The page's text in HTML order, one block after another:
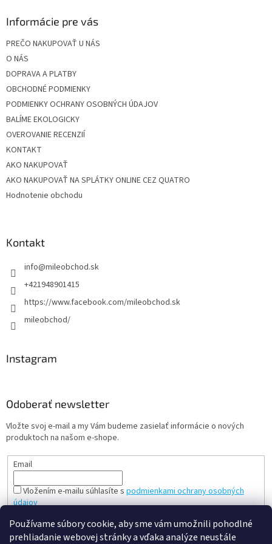
Používame súbory cookie, aby sme vám umožnili pohodlné
prehliadanie webovej stránky a vďaka analýze neustále
Informácie pre vás
PREČO NAKUPOVAŤ U NÁS
O NÁS
DOPRAVA A PLATBY
OBCHODNÉ PODMIENKY
PODMIENKY OCHRANY OSOBNÝCH ÚDAJOV
BALÍME EKOLOGICKY
OVEROVANIE RECENZIÍ
KONTAKT
AKO NAKUPOVAŤ
AKO NAKUPOVAŤ NA SPLÁTKY ONLINE CEZ QUATRO
Hodnotenie obchodu
Kontakt
info@mileobchod.sk
+421948901415
https://www.facebook.com/mileobchod.sk
mileobchod/
Instagram
Odoberať newsletter
Vložte svoj e-mail a my Vám budeme zasielať informácie o nových
produktoch na našom e-shope.
Email
Vložením e-mailu súhlasíte s podmienkami ochrany osobných
údajov
PRIHLÁSIŤ SA